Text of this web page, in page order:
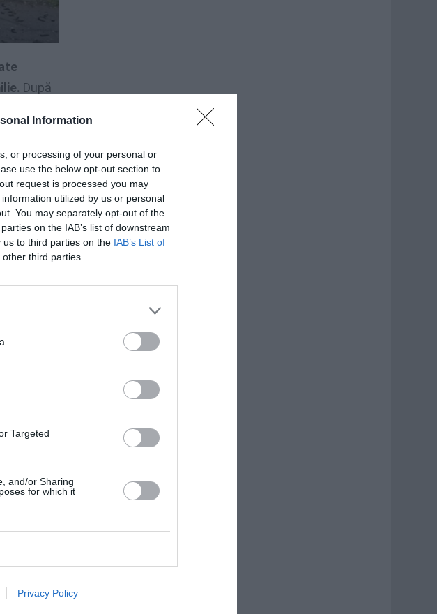
Information
or processing of your personal or
use the below opt-out section to
request is processed you may
utilized by us or personal
You may separately opt-out of the
on the IAB’s list of downstream
to third parties on the IAB’s List of
third parties.
Targeted
and/or Sharing
for which it
Privacy Policy
După
fost
de
bani. Eu